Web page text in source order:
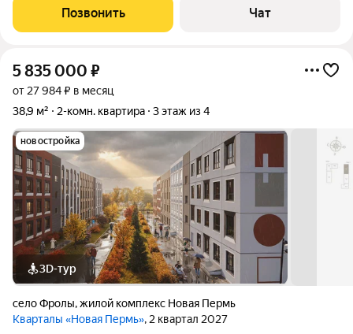
квартиры в аренду. Рядом торговый центр, детский сад, школа,
развязка в любой
Позвонить Чат
5 835 000 ₽
от 27 984 ₽ в месяц
38,9 м²
2-комн. квартира 3 этаж из 4
новостройка
3D-тур
село Фролы,жилой комплекс Новая Пермь
Кварталы «Новая Пермь», 2 квартал 2027